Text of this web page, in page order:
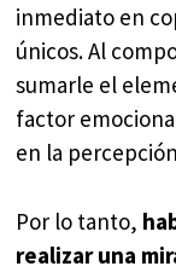
inmediato en
únicos. Al
sumarle el
factor
en la
Por lo tanto,
realizar una